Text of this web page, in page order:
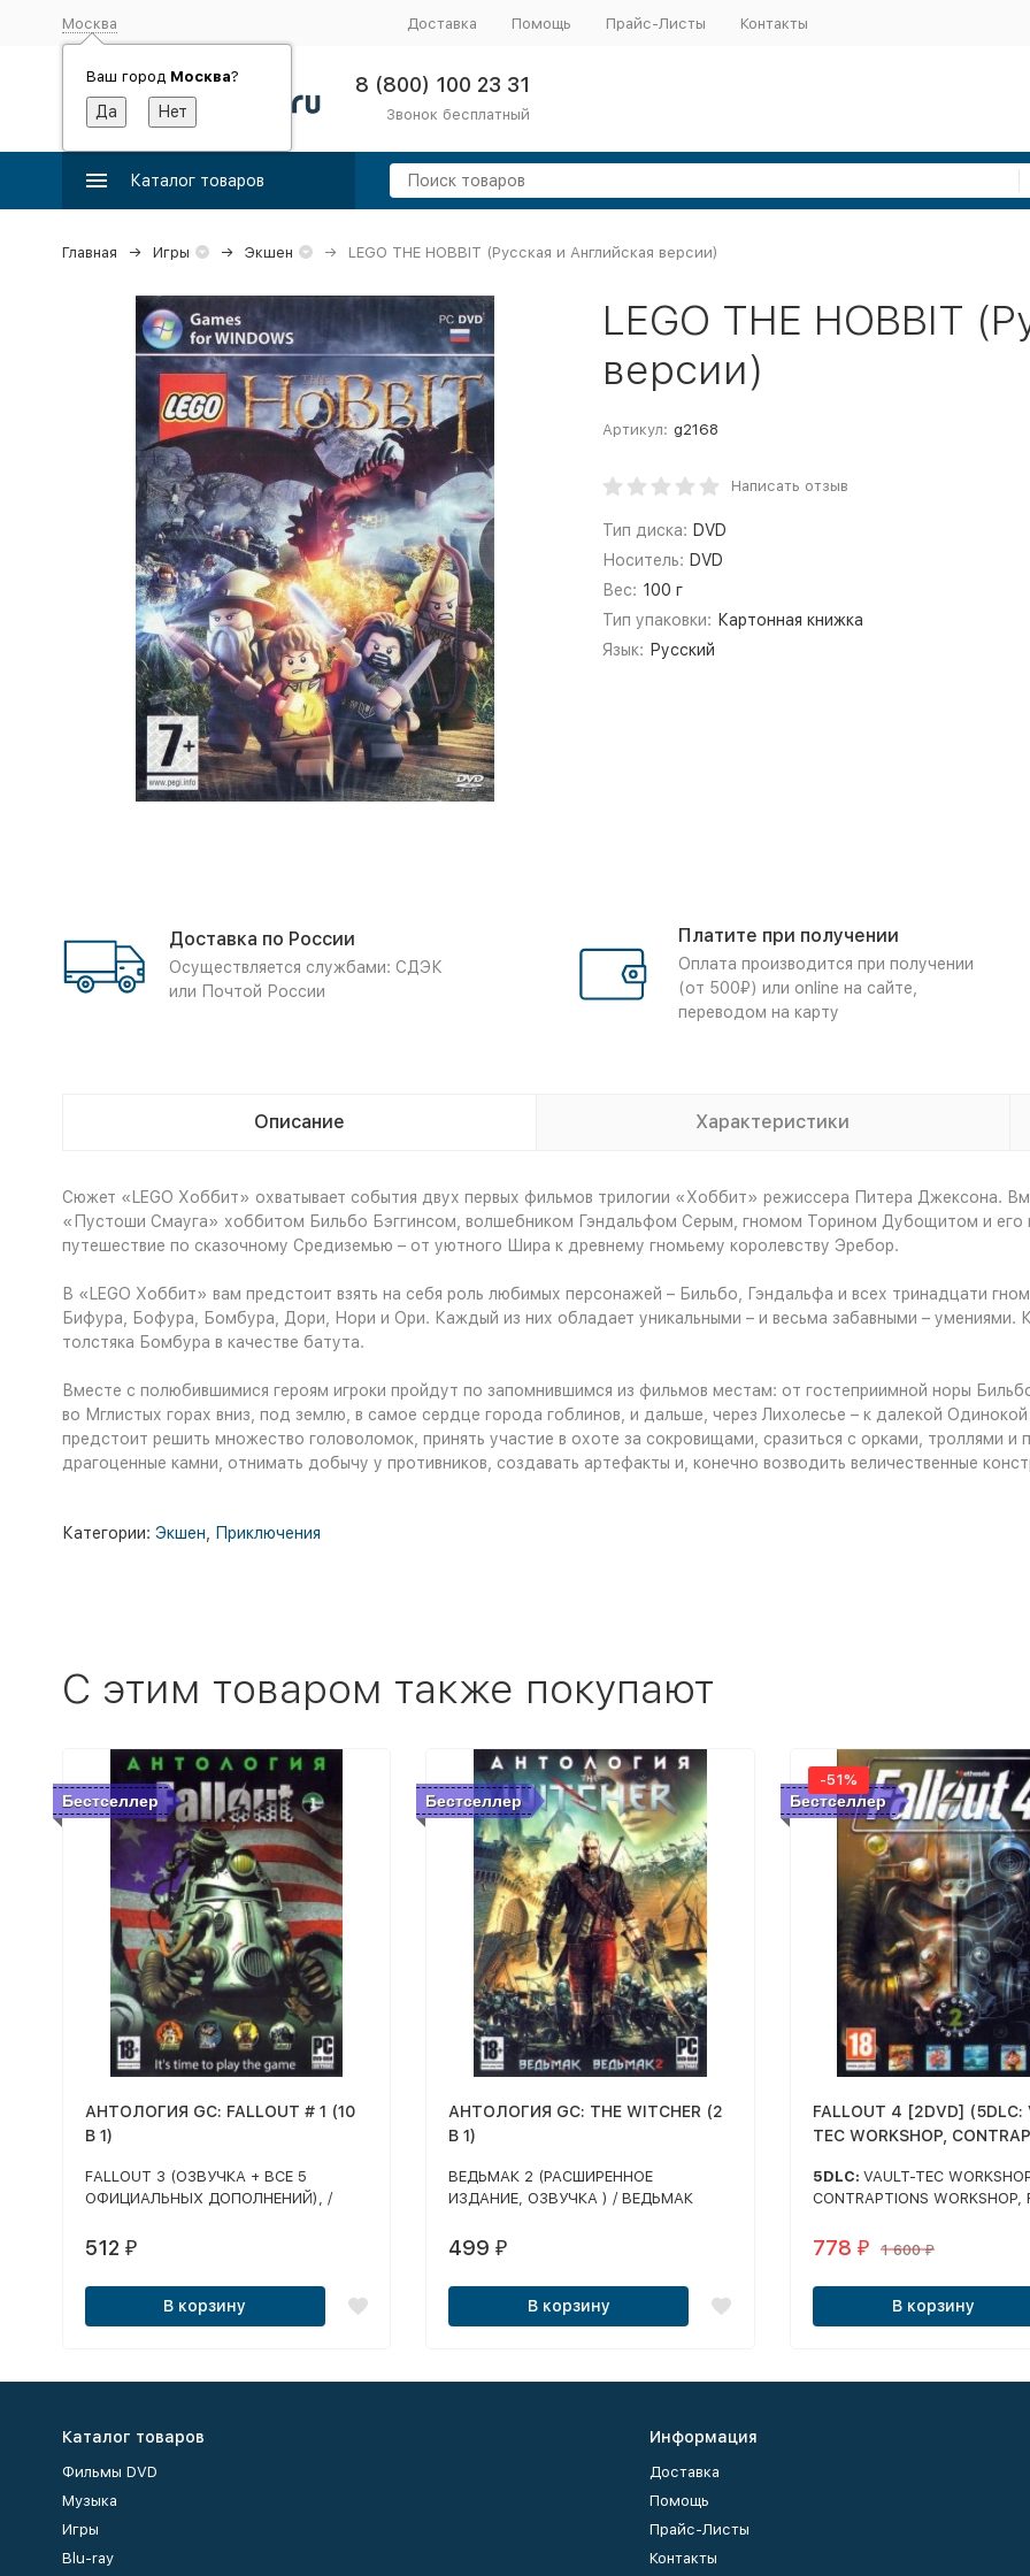
Москва
Ваш город Москва?
Доставка Помощь Прайс-Листы Контакты
8 (800) 100 23 31
Звонок бесплатный
Каталог товаров
Главная Игры Экшен LEGO THE HOBBIT (Русская и Английская версии)
LEGO THE HOBBIT
версии)
Артикул: g2168
Написать отзыв
Тип диска: DVD
Носитель: DVD
Вес: 100 г
Тип упаковки: Картонная книжка
Язык: Русский
Доставка по России
Осуществляется службами: СДЭК
или Почтой России
Платите при получении
Оплата производится при получении
(от 500₽) или online на сайте,
переводом на карту
Описание Характеристики
Сюжет «LEGO Хоббит» охватывает события двух первых фильмов трилогии «Хоббит» режиссера Питера Джексона.
«Пустоши Смауга» хоббитом Бильбо Бэггинсом, волшебником Гэндальфом Серым, гномом Торином Дубощитом и его
путешествие по сказочному Средиземью – от уютного Шира к древнему гномьему королевству Эребор.
В «LEGO Хоббит» вам предстоит взять на себя роль любимых персонажей – Бильбо, Гэндальфа и всех тринадцати
Бифура, Бофура, Бомбура, Дори, Нори и Ори. Каждый из них обладает уникальными – и весьма забавными – умениями.
толстяка Бомбура в качестве батута.
Вместе с полюбившимися героям игроки пройдут по запомнившимся из фильмов местам: от гостеприимной норы
во Мглистых горах вниз, под землю, в самое сердце города гоблинов, и дальше, через Лихолесье – к далекой
предстоит решить множество головоломок, принять участие в охоте за сокровищами, сразиться с орками, троллями
драгоценные камни, отнимать добычу у противников, создавать артефакты и, конечно возводить величественные
Категории: Экшен Приключения
C этим товаром также покупают
Бестселлер
АНТОЛОГИЯ GC: FALLOUT # 1 (10
В 1)
FALLOUT 3 (ОЗВУЧКА + ВСЕ 5
ОФИЦИАЛЬНЫХ ДОПОЛНЕНИЙ), /
TACTICS: BROTHERHOOD OF STEEL
АДАПТИРОВАНЫ ПОД WINDOWS 7) /
+ БОНУС: ARCANUM
512 ₽
В корзину
Бестселлер
АНТОЛОГИЯ GC: THE WITCHER (2
В 1)
ВЕДЬМАК 2 (РАСШИРЕННОЕ
ИЗДАНИЕ, ОЗВУЧКА ) / ВЕДЬМАК
ВКЛЮЧАЕТ ВСЕ 7 ФАНАТСКИХ
499₽
В корзину
Бестселлер
-51%
FALLOUT 4 [2DVD] (5DLC:
TEC WORKSHOP,
WASTELAND WORKSHOP,
AUTOMATRON)
5DLC: VAULT-TEC
CONTRAPTIONS WORKSHOP,
AUTOMATRON
778 ₽ 1 600₽
В корзину
Каталог товаров
Фильмы DVD
Музыка
Игры
Blu-ray
Информация
Доставка
Помощь
Прайс-Листы
Контакты